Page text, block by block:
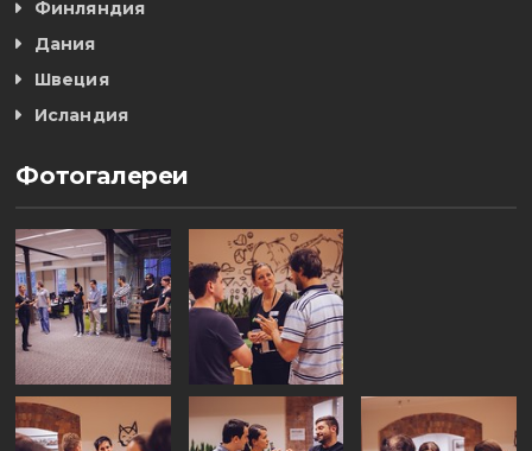
Финляндия
Дания
Швеция
Исландия
Фотогалереи